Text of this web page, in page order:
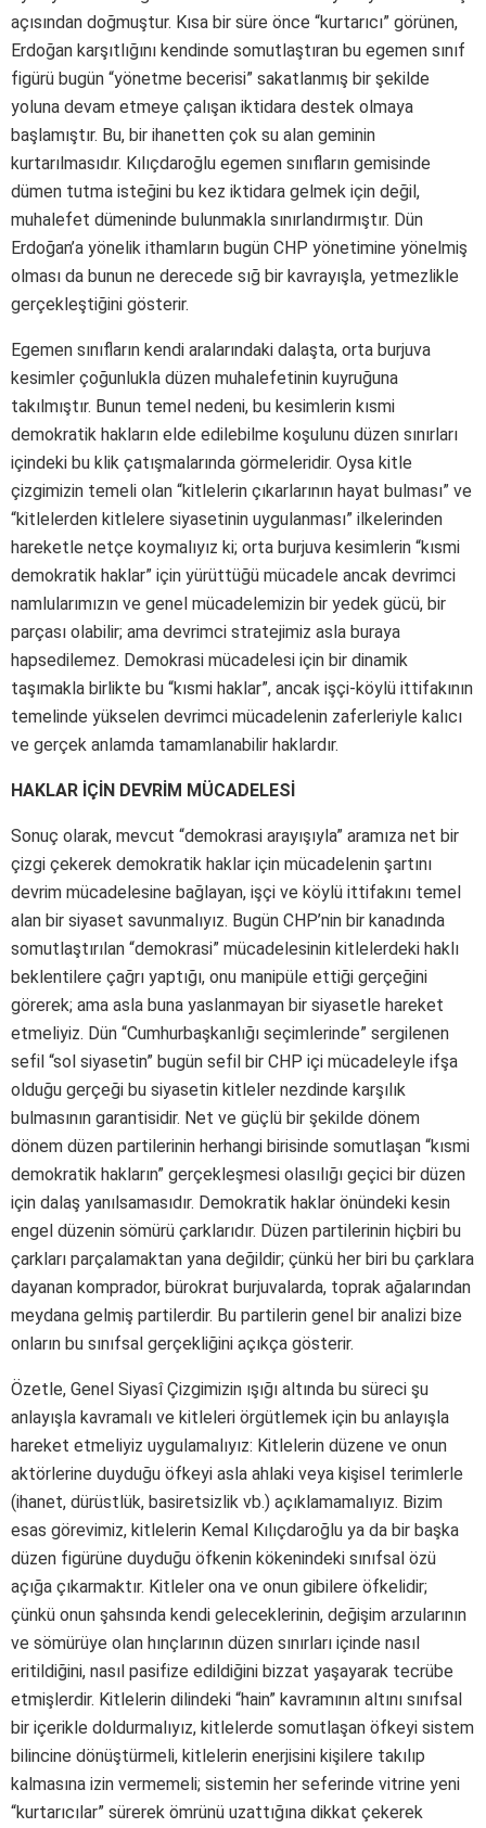
açısından doğmuştur. Kısa bir süre önce “kurtarıcı” görünen,
Erdoğan karşıtlığını kendinde somutlaştıran bu egemen sınıf
figürü bugün “yönetme becerisi” sakatlanmış bir şekilde
yoluna devam etmeye çalışan iktidara destek olmaya
başlamıştır. Bu, bir ihanetten çok su alan geminin
kurtarılmasıdır. Kılıçdaroğlu egemen sınıfların gemisinde
dümen tutma isteğini bu kez iktidara gelmek için değil,
muhalefet dümeninde bulunmakla sınırlandırmıştır. Dün
Erdoğan’a yönelik ithamların bugün CHP yönetimine yönelmiş
olması da bunun ne derecede sığ bir kavrayışla, yetmezlikle
gerçekleştiğini gösterir.
Egemen sınıfların kendi aralarındaki dalaşta, orta burjuva
kesimler çoğunlukla düzen muhalefetinin kuyruğuna
takılmıştır. Bunun temel nedeni, bu kesimlerin kısmi
demokratik hakların elde edilebilme koşulunu düzen sınırları
içindeki bu klik çatışmalarında görmeleridir. Oysa kitle
çizgimizin temeli olan “kitlelerin çıkarlarının hayat bulması” ve
“kitlelerden kitlelere siyasetinin uygulanması” ilkelerinden
hareketle netçe koymalıyız ki; orta burjuva kesimlerin “kısmi
demokratik haklar” için yürüttüğü mücadele ancak devrimci
namlularımızın ve genel mücadelemizin bir yedek gücü, bir
parçası olabilir; ama devrimci stratejimiz asla buraya
hapsedilemez. Demokrasi mücadelesi için bir dinamik
taşımakla birlikte bu “kısmi haklar”, ancak işçi-köylü ittifakının
temelinde yükselen devrimci mücadelenin zaferleriyle kalıcı
ve gerçek anlamda tamamlanabilir haklardır.
HAKLAR İÇİN DEVRİM MÜCADELESİ
Sonuç olarak, mevcut “demokrasi arayışıyla” aramıza net bir
çizgi çekerek demokratik haklar için mücadelenin şartını
devrim mücadelesine bağlayan, işçi ve köylü ittifakını temel
alan bir siyaset savunmalıyız. Bugün CHP’nin bir kanadında
somutlaştırılan “demokrasi” mücadelesinin kitlelerdeki haklı
beklentilere çağrı yaptığı, onu manipüle ettiği gerçeğini
görerek; ama asla buna yaslanmayan bir siyasetle hareket
etmeliyiz. Dün “Cumhurbaşkanlığı seçimlerinde” sergilenen
sefil “sol siyasetin” bugün sefil bir CHP içi mücadeleyle ifşa
olduğu gerçeği bu siyasetin kitleler nezdinde karşılık
bulmasının garantisidir. Net ve güçlü bir şekilde dönem
dönem düzen partilerinin herhangi birisinde somutlaşan “kısmi
demokratik hakların” gerçekleşmesi olasılığı geçici bir düzen
için dalaş yanılsamasıdır. Demokratik haklar önündeki kesin
engel düzenin sömürü çarklarıdır. Düzen partilerinin hiçbiri bu
çarkları parçalamaktan yana değildir; çünkü her biri bu çarklara
dayanan komprador, bürokrat burjuvalarda, toprak ağalarından
meydana gelmiş partilerdir. Bu partilerin genel bir analizi bize
onların bu sınıfsal gerçekliğini açıkça gösterir.
Özetle, Genel Siyasî Çizgimizin ışığı altında bu süreci şu
anlayışla kavramalı ve kitleleri örgütlemek için bu anlayışla
hareket etmeliyiz uygulamalıyız: Kitlelerin düzene ve onun
aktörlerine duyduğu öfkeyi asla ahlaki veya kişisel terimlerle
(ihanet, dürüstlük, basiretsizlik vb.) açıklamamalıyız. Bizim
esas görevimiz, kitlelerin Kemal Kılıçdaroğlu ya da bir başka
düzen figürüne duyduğu öfkenin kökenindeki sınıfsal özü
açığa çıkarmaktır. Kitleler ona ve onun gibilere öfkelidir;
çünkü onun şahsında kendi geleceklerinin, değişim arzularının
ve sömürüye olan hınçlarının düzen sınırları içinde nasıl
eritildiğini, nasıl pasifize edildiğini bizzat yaşayarak tecrübe
etmişlerdir. Kitlelerin dilindeki “hain” kavramının altını sınıfsal
bir içerikle doldurmalıyız, kitlelerde somutlaşan öfkeyi sistem
bilincine dönüştürmeli, kitlelerin enerjisini kişilere takılıp
kalmasına izin vermemeli; sistemin her seferinde vitrine yeni
“kurtarıcılar” sürerek ömrünü uzattığına dikkat çekerek